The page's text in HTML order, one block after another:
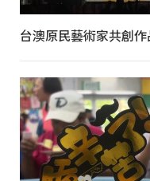
台澳原民藝術家共創